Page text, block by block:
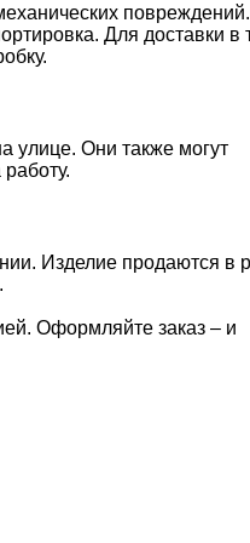
повреждений.
Для доставки в
улице. Они также могут
Изделие продаются в
Оформляйте заказ – и